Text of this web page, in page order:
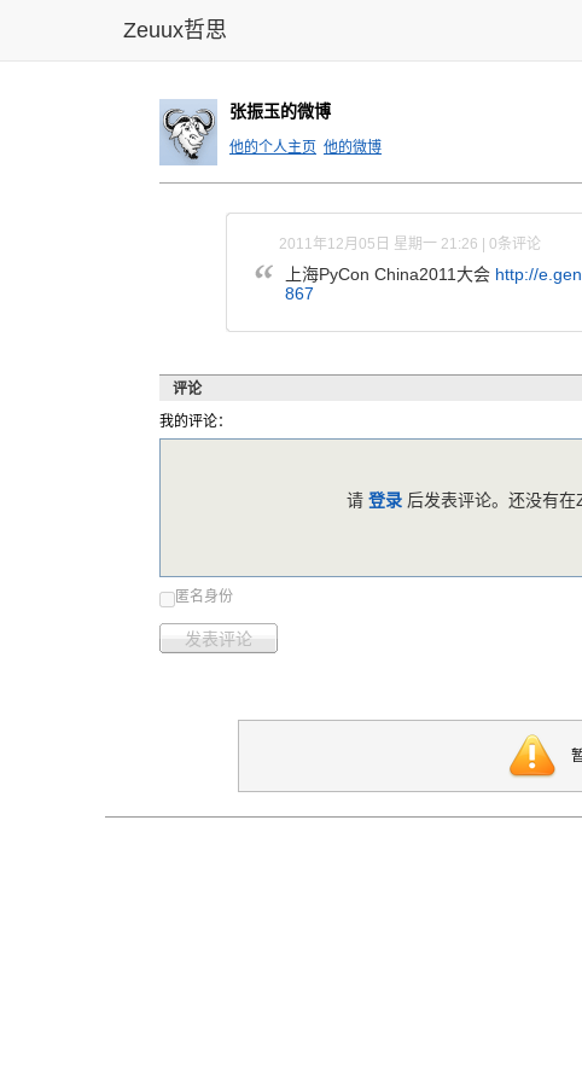
Zeuux哲思
张振玉的微博
他的个人主页 他的微博
2011年12月05日 星期一 21:26 | 0条评论
上海PyCon China2011大会 http://e.g
867
评论
我的评论：
匿名身份
发表评论
请登录 后发表评论。还没有